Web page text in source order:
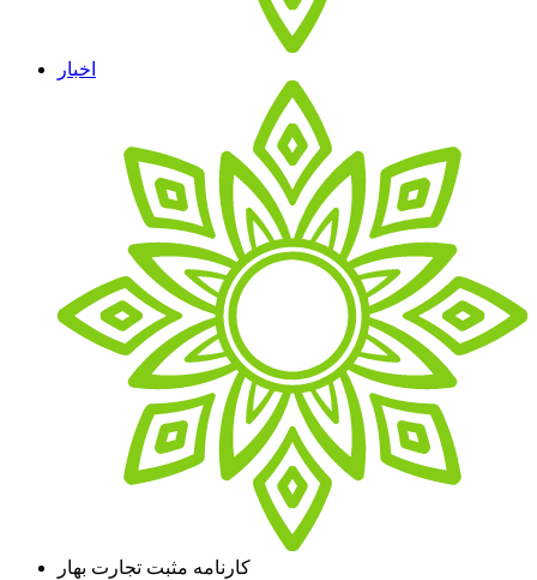
اخبار
کارنامه مثبت تجارت بهار